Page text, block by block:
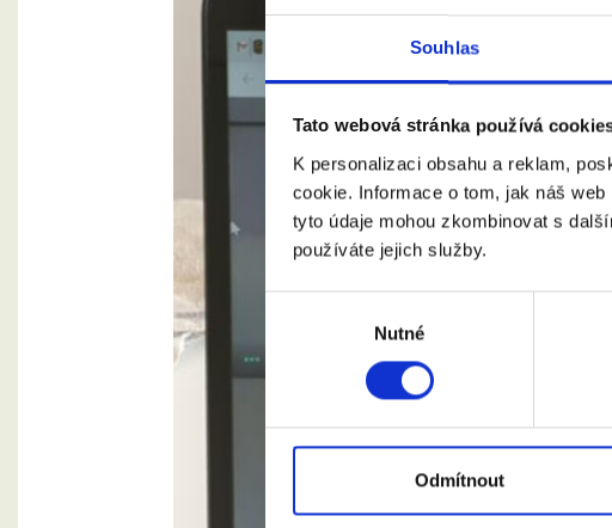
Souhlas
Tato webová stránka používá
K personalizaci obsahu a reklam,
cookie. Informace o tom, jak náš
tyto údaje mohou zkombinovat s
používáte jejich služby.
Nutné
Odmítnout